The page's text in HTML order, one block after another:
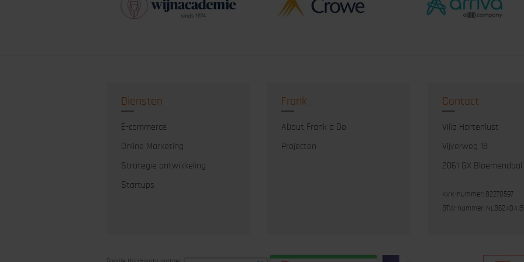
Diensten
E-commerce
Online Marketing
Strategie ontwikkeling
Startups
Frank
About Frank a Do
Projecten
Contact
Villa Hartenlust
Vijverweg 18
2061 GX Bloemendaal
KVK-nummer: 82270597
BTW-nummer: